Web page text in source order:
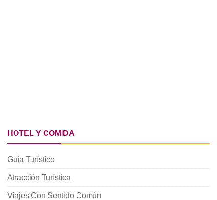
HOTEL Y COMIDA
Guía Turístico
Atracción Turística
Viajes Con Sentido Común